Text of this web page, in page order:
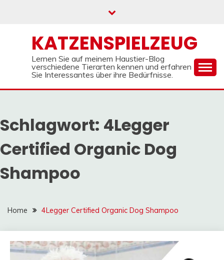
KATZENSPIELZEUG
Lernen Sie auf meinem Haustier-Blog
verschiedene Tierarten kennen und erfahren
Sie Interessantes über ihre Bedürfnisse.
Schlagwort: 4Legger
Certified Organic Dog
Shampoo
Home 4Legger Certified Organic Dog Shampoo